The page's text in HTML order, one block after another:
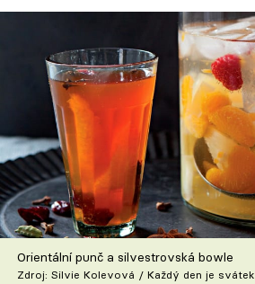
Články
TV Program
Škola vaření
Recepty z TV
Speciál: Cuketa
Těhotnej kuchař
Orientální punč a silvestrovská bowle
Zdroj: Silvie Kolevová / Každý den je svátek